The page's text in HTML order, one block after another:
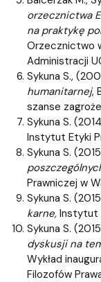
orzecznictwa
na praktykę
Orzecznictwo
Administracji
Sykuna S.,
humanitarnej,
szanse
Sykuna S.
Instytut Etyki
Sykuna S.
Prawniczej w
Sykuna S.
karne, Instytut
Sykuna S.
dyskusji na
Wykład
Filozofów